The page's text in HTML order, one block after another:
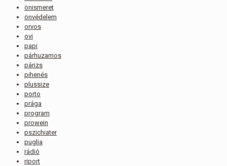
önismeret
önvédelem
orvos
ovi
papi
párhuzamos
párizs
pihenés
plussize
porto
prága
program
prowein
pszichiater
puglia
rádió
riport